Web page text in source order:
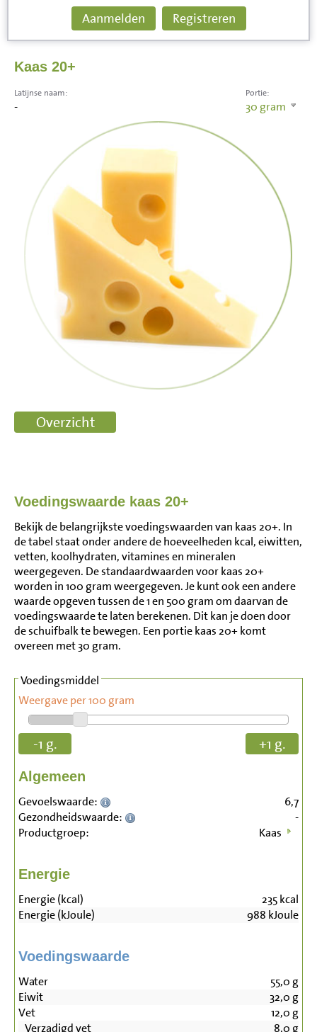
Aanmelden Registreren
Kaas 20+
Portie:
30 gram
Latijnse naam:
-
Voedingswaarde kaas 20+
Bekijk de belangrijkste voedingswaarden van kaas 20+. In
de tabel staat onder andere de hoeveelheden kcal, eiwitten,
vetten, koolhydraten, vitamines en mineralen
weergegeven. De standaardwaarden voor kaas 20+
worden in 100 gram weergegeven. Je kunt ook een andere
waarde opgeven tussen de 1 en 500 gram om daarvan de
voedingswaarde te laten berekenen. Dit kan je doen door
de schuifbalk te bewegen. Een portie kaas 20+ komt
overeen met 30 gram.
Voedingsmiddel
Weergave per 100 gram
-1 g. +1 g.
Algemeen
Gevoelswaarde:
6,7
Gezondheidswaarde:
-
Productgroep:
Kaas
Energie
Energie (kcal) 235kcal
Energie (kJoule)
988 kJoule
Voedingswaarde
Water 55,0 g
Eiwit
32,0 g
Vet
12,0 g
Verzadigd vet
8,0 g